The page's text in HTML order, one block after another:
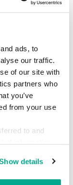
ads, to
our traffic.
of our site with
partners who
you’ve
from your use
to and
information
details
を迎えまし
著名な未来
よる未来予
ジェクトで
サイト）は、
の生活をどの
もシェアでき
に数十件の
んもこのWeb
をお聞かせく